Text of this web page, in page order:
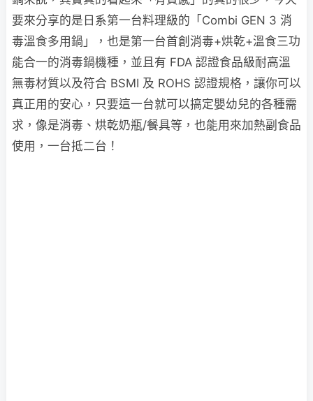
要來分享的是日系第一台料理級的「Combi GEN 3 消
毒溫食多用鍋」，也是第一台首創消毒+烘乾+溫食三功
能合一的消毒鍋機種，並且有 FDA 認證食品級耐高溫
無毒材質以及符合 BSMI 及 ROHS 認證規格，讓你可以
真正用的安心，只要這一台就可以搞定嬰幼兒的各種需
求，像是消毒、烘乾奶瓶/餐具等，也能用來加熱副食品
使用，一台抵二台！